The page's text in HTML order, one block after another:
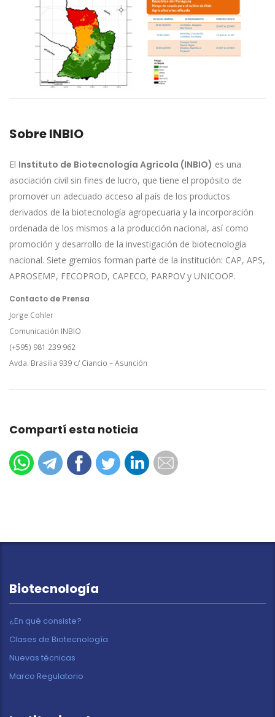
Sobre INBIO
El Instituto de Biotecnología Agrícola (INBIO) es una
asociación civil sin fines de lucro, que tiene el propósito de
promover un adecuado acceso al país de los productos
derivados de la biotecnología agropecuaria y la incorporación
ordenada de los mismos a la producción nacional, así como
promoción y desarrollo de la investigación de biotecnología
nacional. Siete gremios forman parte de la institución: CAP, APS,
APROSEMP, FECOPROD, CAPECO, PARPOV y UNICOOP.
Contacto de Prensa
Jorge Cohler
Comunicación INBIO
(+595) 981 239 962
Avda. Brasilia 939 c/ Ciancio – Asunción
Compartí esta noticia
Biotecnología
¿En qué consiste?
Clases de Biotecnología
Nuevas técnicas
Marco Regulatorio